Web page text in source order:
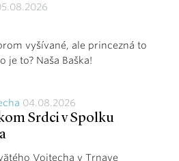
vyšívané, ale princezná to
je to? Naša Baška!
04.08.2026
Srdci v Spolku
Vojtecha v Trnave